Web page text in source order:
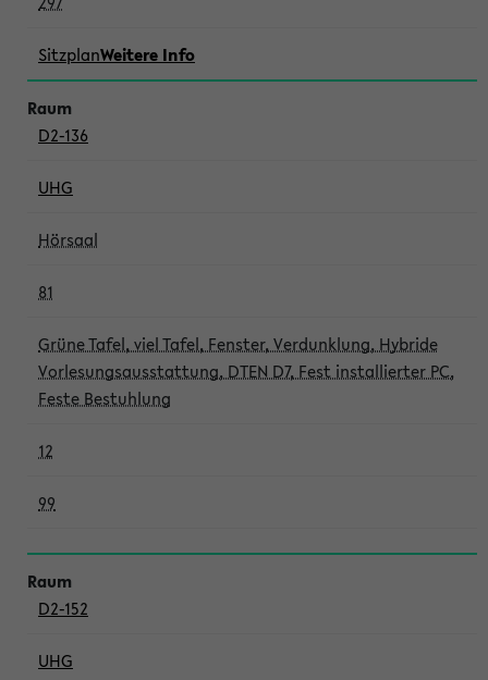
SitzplanWeitere Info
D2-136
UHG
Hörsaal
81
Grüne Tafel, viel Tafel, Fenster, Verdunklung, Hybride
Vorlesungsausstattung, DTEN D7, Fest installierter PC,
Feste Bestuhlung
12
99
D2-152
UHG